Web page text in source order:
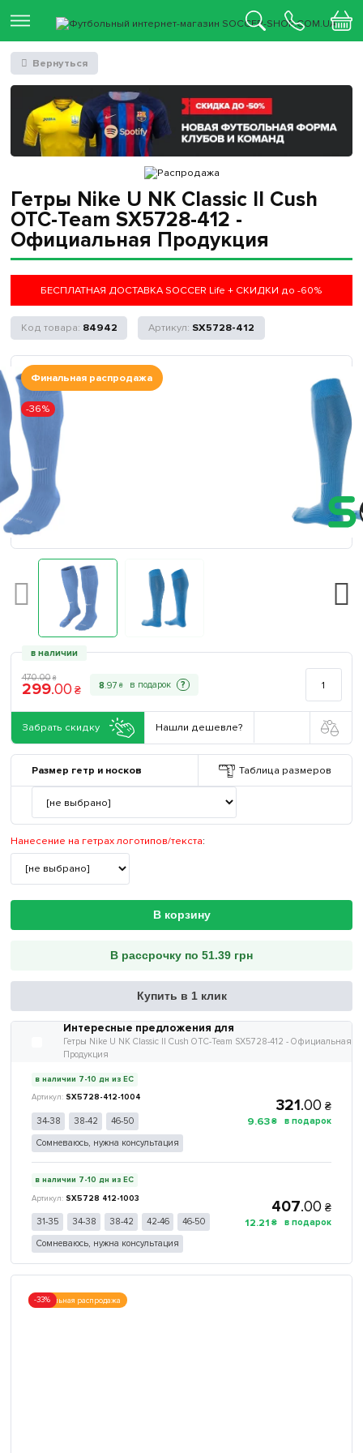
Гетры Nike U NK Classic II Cush
OTC-Team SX5728-412 -
Официальная Продукция
БЕСПЛАТНАЯ ДОСТАВКА SOCCER Life + СКИДКИ до -60%
84942 SX5728-412
Финальная распродажа
-36%
в наличии
470.00 ₴
299.00 ₴ 8.97 ₴ ?
Забрать скидку Нашли дешевле?
Размер гетр и носков Таблица размеров
Нанесение на гетрах логотипов/текста:
В корзину
В рассрочку по 51.39 грн
Купить в 1 клик
Интересные предложения для
Гетры Nike U NK Classic II Cush OTC-Team SX5728-412 - Официальная
Продукция
в наличии 7-10 дн из ЕС
SX5728-412-1004
34-38 38-42 46-50
Сомневаюсь, нужна консультация
321.00 ₴
9.63₴
в наличии 7-10 дн из ЕС
SX5728 412-1003
31-35 34-38 38-42 42-46 46-50
Сомневаюсь, нужна консультация
407.00 ₴
12.21 ₴
Финальная распродажа
-33%
Вернуться